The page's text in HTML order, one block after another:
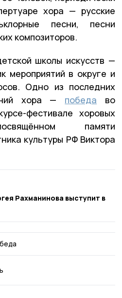
хора — русские
песни, песни
композиторов.
школы искусств —
мероприятий в округе и
Одно из последних
хора — победа во
фестивале хоровых
памяти
культуры РФ Виктора
Рахманинова выступит в